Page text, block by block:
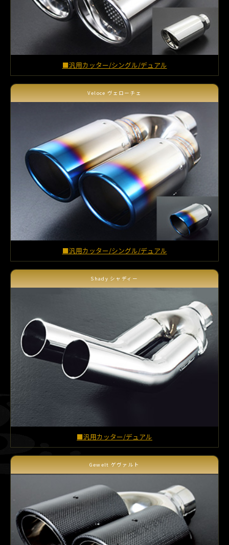
■汎用カッター/シングル/デュアル
Veloce ヴェローチェ
■汎用カッター/シングル/デュアル
Shady シャディー
■汎用カッター/デュアル
Gewelt ゲヴァルト